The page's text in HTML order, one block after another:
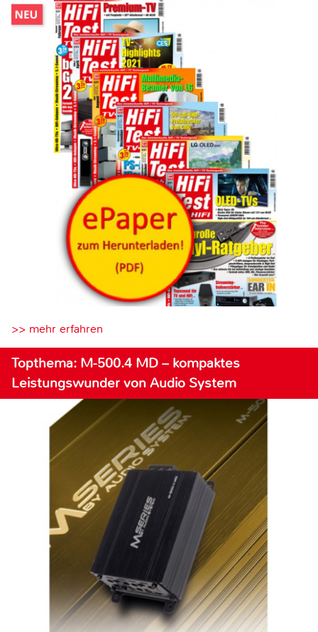
>> mehr erfahren
Topthema: M-500.4 MD – kompaktes
Leistungswunder von Audio System